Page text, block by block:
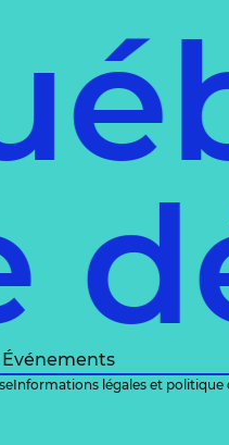
Événements
Informations légales et